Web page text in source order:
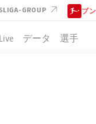
GROUP ブ
Live データ 選手